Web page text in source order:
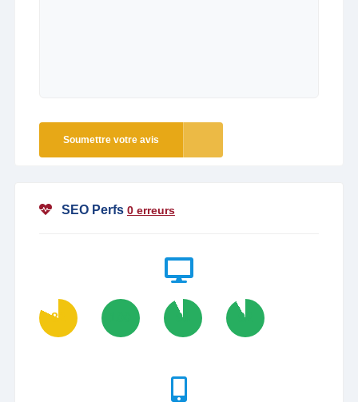
Soumettre votre avis
SEO Perfs 0 erreurs
82 93 92